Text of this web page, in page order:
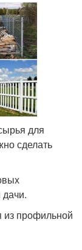
для
сделать
из профильной